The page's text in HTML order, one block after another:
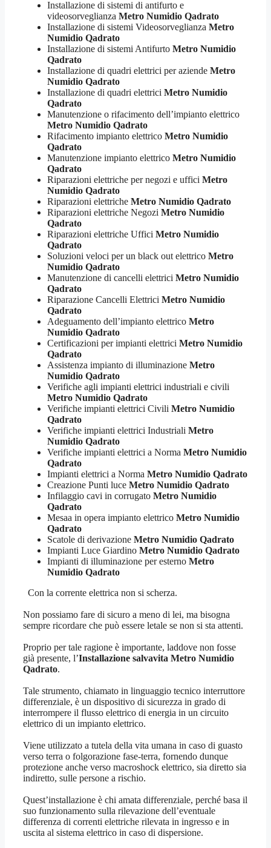
Installazione di sistemi di antifurto e
videosorveglianza Metro Numidio Qadrato
Installazione di sistemi Videosorveglianza Metro
Numidio Qadrato
Installazione di sistemi Antifurto Metro Numidio
Qadrato
Installazione di quadri elettrici per aziende Metro
Numidio Qadrato
Installazione di quadri elettrici Metro Numidio
Qadrato
Manutenzione o rifacimento dell’impianto elettrico
Metro Numidio Qadrato
Rifacimento impianto elettrico Metro Numidio
Qadrato
Manutenzione impianto elettrico Metro Numidio
Qadrato
Riparazioni elettriche per negozi e uffici Metro
Numidio Qadrato
Riparazioni elettriche Metro Numidio Qadrato
Riparazioni elettriche Negozi Metro Numidio
Qadrato
Riparazioni elettriche Uffici Metro Numidio
Qadrato
Soluzioni veloci per un black out elettrico Metro
Numidio Qadrato
Manutenzione di cancelli elettrici Metro Numidio
Qadrato
Riparazione Cancelli Elettrici Metro Numidio
Qadrato
Adeguamento dell’impianto elettrico Metro
Numidio Qadrato
Certificazioni per impianti elettrici Metro Numidio
Qadrato
Assistenza impianto di illuminazione Metro
Numidio Qadrato
Verifiche agli impianti elettrici industriali e civili
Metro Numidio Qadrato
Verifiche impianti elettrici Civili Metro Numidio
Qadrato
Verifiche impianti elettrici Industriali Metro
Numidio Qadrato
Verifiche impianti elettrici a Norma Metro Numidio
Qadrato
Impianti elettrici a Norma Metro Numidio Qadrato
Creazione Punti luce Metro Numidio Qadrato
Infilaggio cavi in corrugato Metro Numidio
Qadrato
Mesaa in opera impianto elettrico Metro Numidio
Qadrato
Scatole di derivazione Metro Numidio Qadrato
Impianti Luce Giardino Metro Numidio Qadrato
Impianti di illuminazione per esterno Metro
Numidio Qadrato
Con la corrente elettrica non si scherza.
Non possiamo fare di sicuro a meno di lei, ma bisogna
sempre ricordare che può essere letale se non si sta attenti.
Proprio per tale ragione è importante, laddove non fosse
già presente, l’Installazione salvavita Metro Numidio
Qadrato.
Tale strumento, chiamato in linguaggio tecnico interruttore
differenziale, è un dispositivo di sicurezza in grado di
interrompere il flusso elettrico di energia in un circuito
elettrico di un impianto elettrico.
Viene utilizzato a tutela della vita umana in caso di guasto
verso terra o folgorazione fase-terra, fornendo dunque
protezione anche verso macroshock elettrico, sia diretto sia
indiretto, sulle persone a rischio.
Quest’installazione è chi amata differenziale, perché basa il
suo funzionamento sulla rilevazione dell’eventuale
differenza di correnti elettriche rilevata in ingresso e in
uscita al sistema elettrico in caso di dispersione.